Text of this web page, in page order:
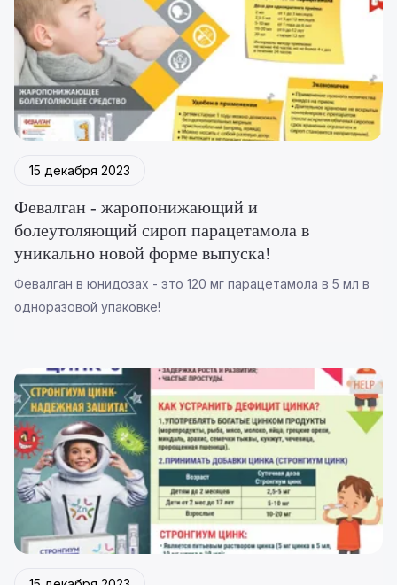
15 декабря 2023
Февалган - жаропонижающий и
болеутоляющий сироп парацетамола в
уникально новой форме выпуска!
Февалган в юнидозах - это 120 мг парацетамола в 5 мл в
одноразовой упаковке!